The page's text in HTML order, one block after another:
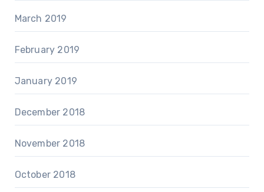
March 2019
February 2019
January 2019
December 2018
November 2018
October 2018